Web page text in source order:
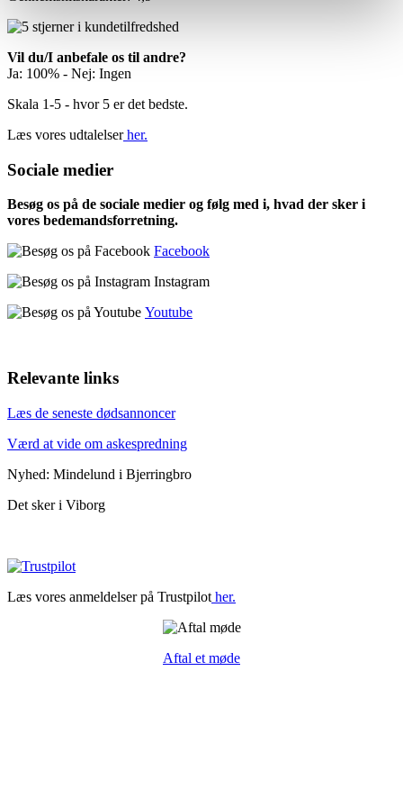
Vil du/I anbefale os til andre?
Ja: 100% - Nej: Ingen
Skala 1-5 - hvor 5 er det bedste.
Læs vores udtalelserher.
Sociale medier
Besøg os på de sociale medier og følg med i, hvad der sker i
vores bedemandsforretning.
Facebook
Instagram
Youtube
Relevante links
Læs de seneste dødsannoncer
Værd at vide om askespredning
Nyhed: Mindelund i Bjerringbro
Det sker i Viborg
Læs vores anmeldelser på Trustpilot her.
Aftal et møde